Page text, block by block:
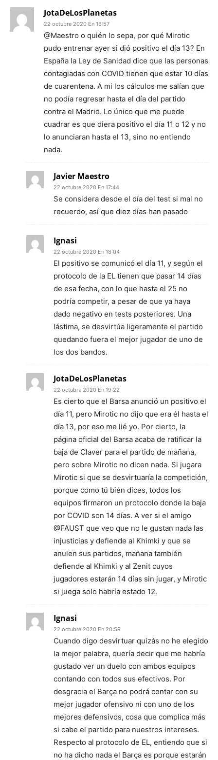
JotaDeLosPlanetas
22 octubre 2020 En 16:57
@Maestro o quién lo sepa, por qué Mirotic
pudo entrenar ayer si dió positivo el día 13? En
España la Ley de Sanidad dice que las personas
contagiadas con COVID tienen que estar 10 días
de cuarentena. A mi los cálculos me salían que
no podía regresar hasta el día del partido
contra el Madrid. Lo único que me puede
cuadrar es que diera positivo el día 11 o 12 y no
lo anunciaran hasta el 13, sino no entiendo
nada.
Javier Maestro
22 octubre 2020 En 17:44
Se considera desde el día del test si mal no
recuerdo, así que diez días han pasado
Ignasi
22 octubre 2020 En 18:04
El positivo se comunicó el día 11, y según el
protocolo de la EL tienen que pasar 14 días
de esa fecha, con lo que hasta el 25 no
podría competir, a pesar de que ya haya
dado negativo en tests posteriores. Una
lástima, se desvirtúa ligeramente el partido
quedando fuera el mejor jugador de uno de
los dos bandos.
JotaDeLosPlanetas
22 octubre 2020 En 19:22
Es cierto que el Barsa anunció un positivo el
día 11, pero Mirotic no dijo que era él hasta el
día 13, por eso me lié yo. Por cierto, la
página oficial del Barsa acaba de ratificar la
baja de Claver para el partido de mañana,
pero sobre Mirotic no dicen nada. Si jugara
Mirotic si que se desvirtuaría la competición,
porque como tú bién dices, todos los
equipos firmaron un protocolo donde la baja
por COVID son 14 días. A ver si el amigo
@FAUST que veo que no le gustan nada las
injusticias y defiende al Khimki y que se
anulen sus partidos, mañana también
defiende al Khimki y al Zenit cuyos
jugadores estarán 14 días sin jugar, y Mirotic
si juega solo habría estado 12.
Ignasi
22 octubre 2020 En 20:59
Cuando digo desvirtuar quizás no he elegido
la mejor palabra, quería decir que me habría
gustado ver un duelo con ambos equipos
contando con todos sus efectivos. Por
desgracia el Barça no podrá contar con su
mejor jugador ofensivo ni con uno de los
mejores defensivos, cosa que complica más
si cabe el partido para nuestros intereses.
Respecto al protocolo de EL, entiendo que si
no ha dicho nada el Barça es porque estarán